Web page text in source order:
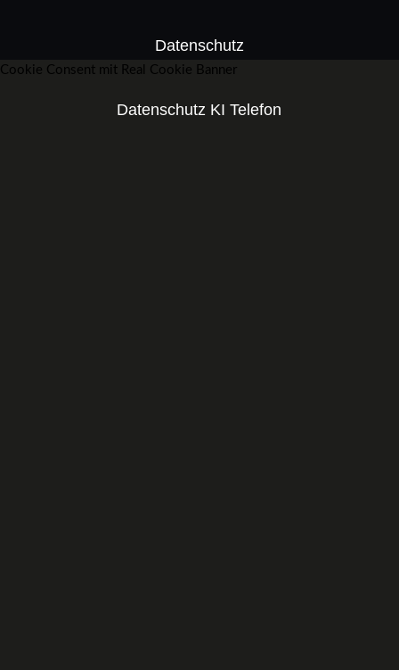
Datenschutz
Datenschutz KI Telefon
Cookie Consent mit Real Cookie Banner